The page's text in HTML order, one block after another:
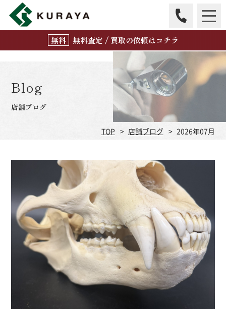
無料査定 / 買取の依頼はコチラ
Blog
店舗ブログ
TOP 店舗ブログ 2026年07月